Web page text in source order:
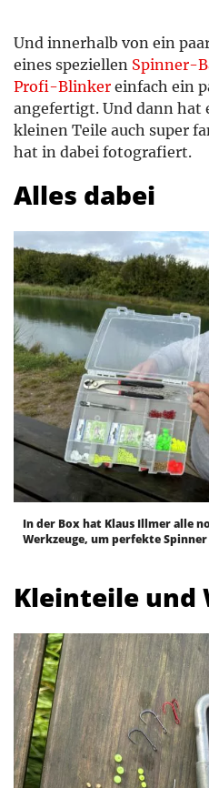
Und innerhalb von ein
eines speziellen Spinner-
Profi-Blinker einfach ein
angefertigt. Und dann hat
kleinen Teile auch super
hat in dabei fotografiert.
Alles dabei
In der Box hat Klaus Illmer alle
Werkzeuge, um perfekte
Kleinteile und